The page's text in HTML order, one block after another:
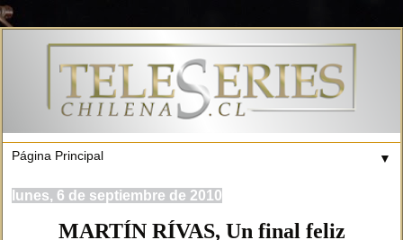
▼
lunes, 6 de septiembre de 2010
MARTÍN RÍVAS, Un final feliz